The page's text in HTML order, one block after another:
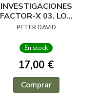
INVESTIGACIONES
FACTOR-X 03. LOS
RAPIDOS Y LOS
PETER DAVID
En stock
17,00 €
Comprar